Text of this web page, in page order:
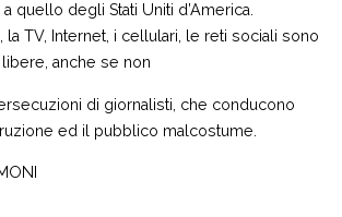
quello degli Stati Uniti d’America.
la TV, Internet, i cellulari, le reti sociali sono
anche se non
di giornalisti, che conducono
ed il pubblico malcostume.